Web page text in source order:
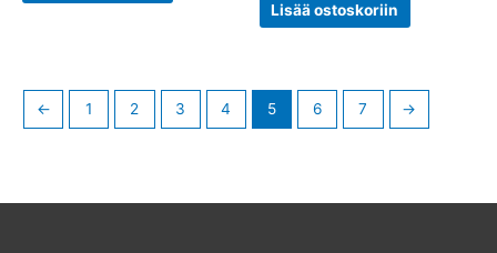
Lisää ostoskoriin
← 1 2 3 4 5 6 7 →